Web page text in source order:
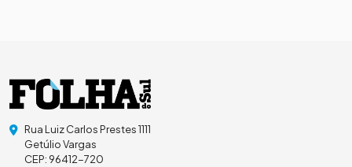
Rua Luiz Carlos Prestes 1111
Getúlio Vargas
CEP: 96412-720